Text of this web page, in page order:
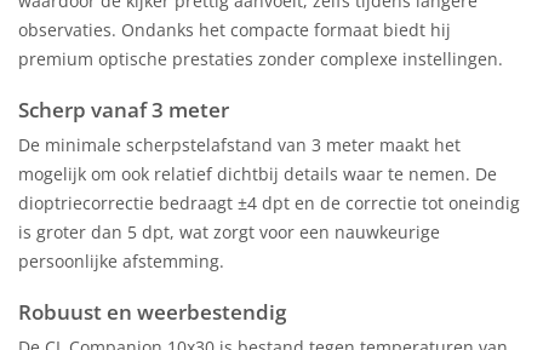
observaties. Ondanks het compacte formaat biedt hij
premium optische prestaties zonder complexe instellingen.
Scherp vanaf 3 meter
De minimale scherpstelafstand van 3 meter maakt het
mogelijk om ook relatief dichtbij details waar te nemen. De
dioptriecorrectie bedraagt ±4 dpt en de correctie tot oneindig
is groter dan 5 dpt, wat zorgt voor een nauwkeurige
persoonlijke afstemming.
Robuust en weerbestendig